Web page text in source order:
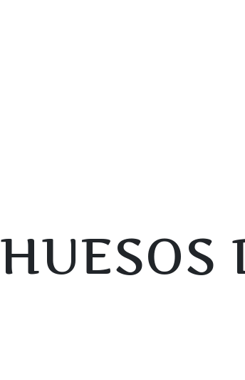
HUESOS